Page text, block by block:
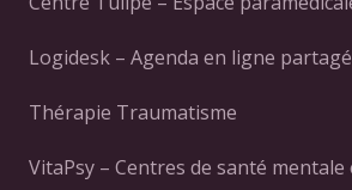
Logidesk – Agenda en ligne partagé
Thérapie Traumatisme
VitaPsy – Centres de santé